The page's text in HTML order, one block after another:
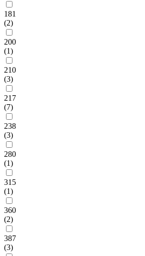
181
(2)
200
(1)
210
(3)
217
(7)
238
(3)
280
(1)
315
(1)
360
(2)
387
(3)